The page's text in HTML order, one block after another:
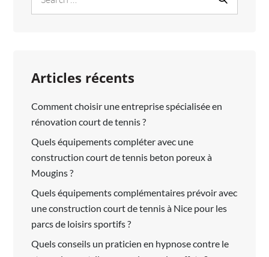
for:
Articles récents
Comment choisir une entreprise spécialisée en
rénovation court de tennis ?
Quels équipements compléter avec une
construction court de tennis beton poreux à
Mougins ?
Quels équipements complémentaires prévoir avec
une construction court de tennis à Nice pour les
parcs de loisirs sportifs ?
Quels conseils un praticien en hypnose contre le